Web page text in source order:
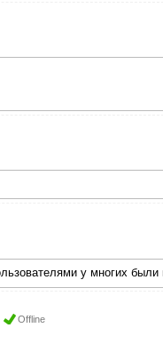
у многих
Offline